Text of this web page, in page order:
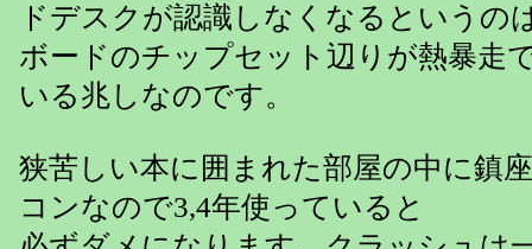
ドデスクが認識しなくなるというの
ボードのチップセット辺りが熱暴走
いる兆しなのです。
狭苦しい本に囲まれた部屋の中に鎮
コンなので3,4年使っていると